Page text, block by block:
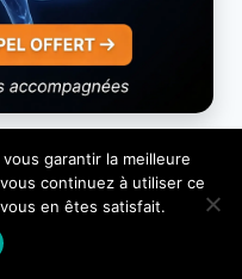
garantir la meilleure
continuez à utiliser ce
en êtes satisfait.